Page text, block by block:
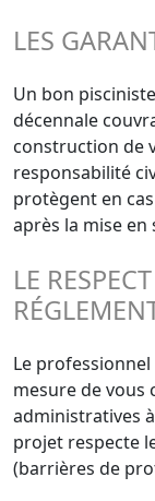
LES
Un bon
décennale
construction de
responsabilité
protègent en
après la mise en
LE
Le
mesure de vous
administratives
projet respecte
(barrières de